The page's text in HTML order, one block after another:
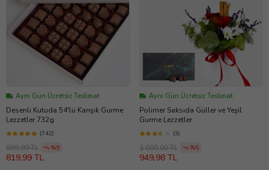
Aynı Gün Ücretsiz Teslimat
Desenli Kutuda 54'lü Karışık Gurme
Lezzetler 732g
(742)
899,99 TL %9
819,99 TL
Aynı Gün Ücretsiz Teslimat
Polimer Saksıda Güller ve Yeşil
Gurme Lezzetler
(3)
1.000,00 TL %5
949,98 TL